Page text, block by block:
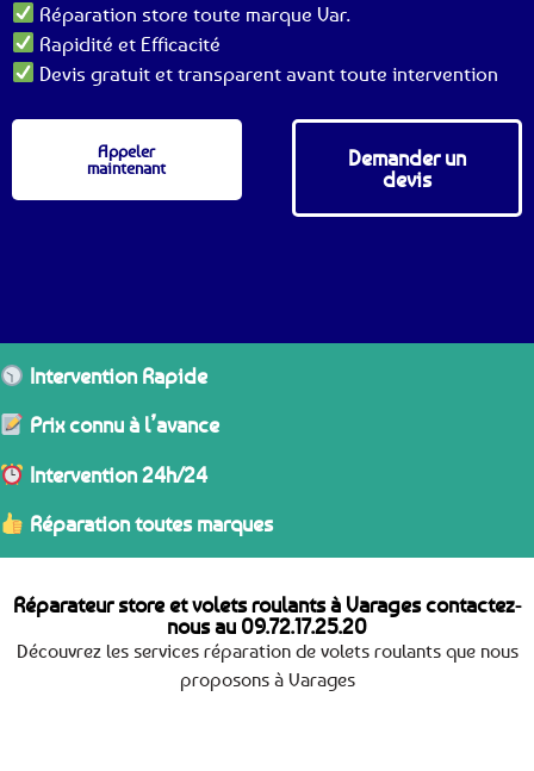
Réparation store toute marque Var.
Rapidité et Efficacité
Devis gratuit et transparent avant toute intervention
Appeler
maintenant
Demander un
devis
Intervention Rapide
Prix connu à l’avance
Intervention 24h/24
Réparation toutes marques
Réparateur store et volets roulants à Varages contactez-
nous au 09.72.17.25.20
Découvrez les services réparation de volets roulants que nous
proposons à Varages